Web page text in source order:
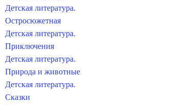
Детская литература.
Остросюжетная
Детская литература.
Приключения
Детская литература.
Природа и животные
Детская литература.
Сказки